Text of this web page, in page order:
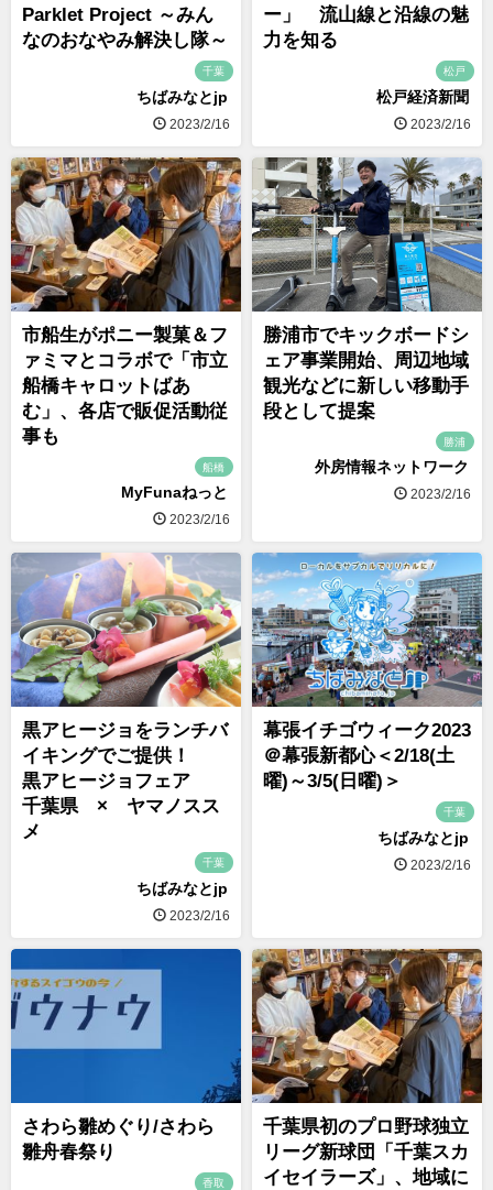
Parklet Project ～みん
なのおなやみ解決し隊～
千葉
ちばみなとjp
2023/2/16
ー」 流山線と沿線の魅
力を知る
松戸
松戸経済新聞
2023/2/16
市船生がポニー製菓＆フ
ァミマとコラボで「市立
船橋キャロットばあ
む」、各店で販促活動従
事も
船橋
MyFunaねっと
2023/2/16
勝浦市でキックボードシ
ェア事業開始、周辺地域
観光などに新しい移動手
段として提案
勝浦
外房情報ネットワーク
2023/2/16
黒アヒージョをランチバ
イキングでご提供！
黒アヒージョフェア
千葉県 × ヤマノスス
メ
千葉
ちばみなとjp
2023/2/16
幕張イチゴウィーク2023
＠幕張新都心＜2/18(土
曜)～3/5(日曜)＞
千葉
ちばみなとjp
2023/2/16
さわら雛めぐり/さわら
雛舟春祭り
香取
千葉県初のプロ野球独立
リーグ新球団「千葉スカ
イセイラーズ」、地域に